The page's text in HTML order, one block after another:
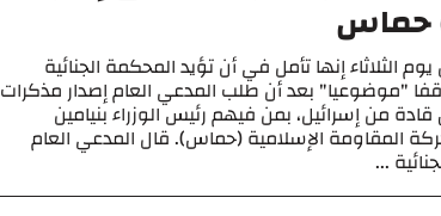
حماس
الثلاثاء إنها تأمل في أن تؤيد المحكمة الجنائية
"موضوعيا" بعد أن طلب المدعي العام إصدار مذكرات
من إسرائيل، بمن فيهم رئيس الوزراء بنيامين
المقاومة الإسلامية (حماس). قال المدعي العام
...